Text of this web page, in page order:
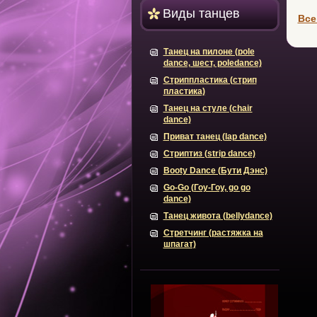
Виды танцев
Танец на пилоне (pole
dance, шест, poledance)
Стриппластика (стрип
пластика)
Танец на стуле (chair
dance)
Приват танец (lap dance)
Стриптиз (strip dance)
Booty Dance (Бути Дэнс)
Go-Go (Гоу-Гоу, go go
dance)
Танец живота (bellydance)
Стретчинг (растяжка на
шпагат)